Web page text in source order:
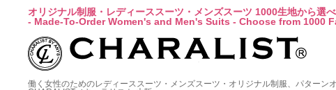
オリジナル制服・レディーススーツ・メンズスーツ 1000生地から選
- Made-To-Order Women's and Men's Suits - Choose from 1000
働く女性のためのレディーススーツ・メンズスーツ・オリジナル制服、パターン